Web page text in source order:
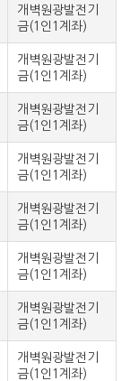
개벽원광발전기
금(1인1계좌)
개벽원광발전기
금(1인1계좌)
개벽원광발전기
금(1인1계좌)
개벽원광발전기
금(1인1계좌)
개벽원광발전기
금(1인1계좌)
개벽원광발전기
금(1인1계좌)
개벽원광발전기
금(1인1계좌)
개벽원광발전기
금(1인1계좌)